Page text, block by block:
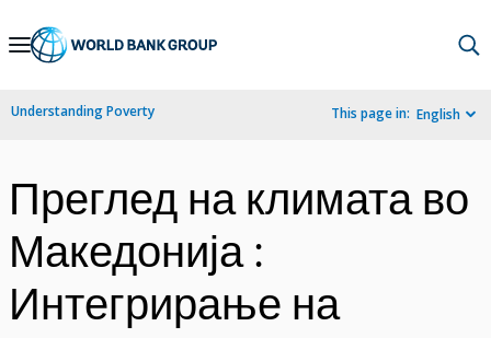
Skip
Navigation
Understanding Poverty This page in: English
Преглед на климата во
Македонија :
Интегрирање на